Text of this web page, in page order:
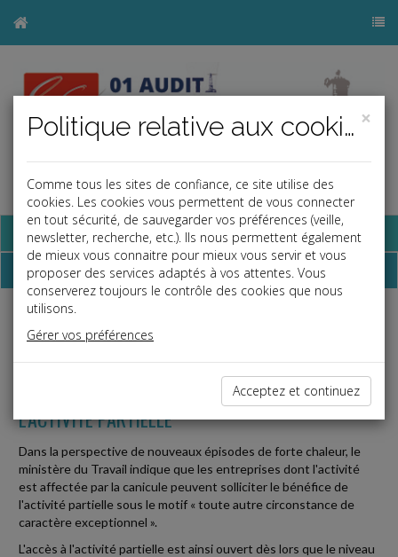
j
a
Base documentaire
Dépêches
Social, Paye
Date: 2026-07-06
LA CANICULE PEUT JUSTIFIER LE RECOURS À
L'ACTIVITÉ PARTIELLE
Dans la perspective de nouveaux épisodes de forte chaleur, le
ministère du Travail indique que les entreprises dont l'activité
est affectée par la canicule peuvent solliciter le bénéfice de
l'activité partielle sous le motif « toute autre circonstance de
caractère exceptionnel ».
L'accès à l'activité partielle est ainsi ouvert dès lors que le niveau
×
Politique relative aux cookies
Comme tous les sites de confiance, ce site utilise des
cookies. Les cookies vous permettent de vous connecter
en tout sécurité, de sauvegarder vos préférences (veille,
newsletter, recherche, etc.). Ils nous permettent également
de mieux vous connaitre pour mieux vous servir et vous
proposer des services adaptés à vos attentes. Vous
conserverez toujours le contrôle des cookies que nous
utilisons.
Gérer vos préférences
Acceptez et continuez